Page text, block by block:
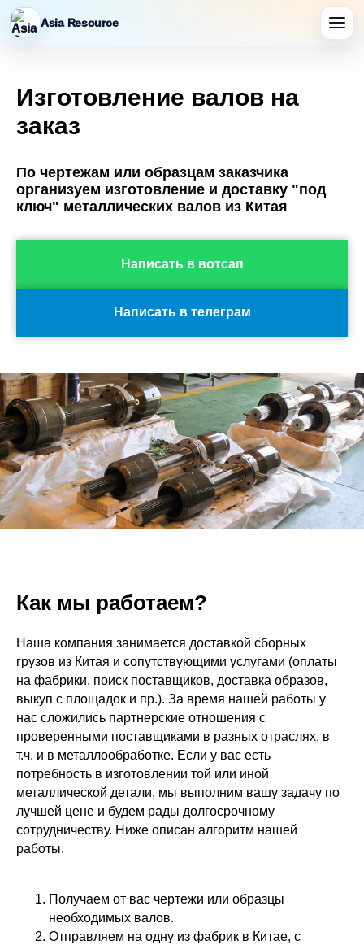
Asia Resource
Изготовление валов на
заказ
По чертежам или образцам заказчика
организуем изготовление и доставку "под
ключ" металлических валов из Китая
Написать в вотсап
Написать в телеграм
Как мы работаем?
Наша компания занимается доставкой сборных
грузов из Китая и сопутствующими услугами (оплаты
на фабрики, поиск поставщиков, доставка образов,
выкуп с площадок и пр.). За время нашей работы у
нас сложились партнерские отношения с
проверенными поставщиками в разных отраслях, в
т.ч. и в металлообработке. Если у вас есть
потребность в изготовлении той или иной
металлической детали, мы выполним вашу задачу по
лучшей цене и будем рады долгосрочному
сотрудничеству. Ниже описан алгоритм нашей
работы.
Получаем от вас чертежи или образцы
необходимых валов.
Отправляем на одну из фабрик в Китае, с